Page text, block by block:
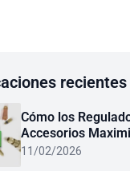
recientes
Cómo los
Accesorios
Seguridad y el
11/02/2026